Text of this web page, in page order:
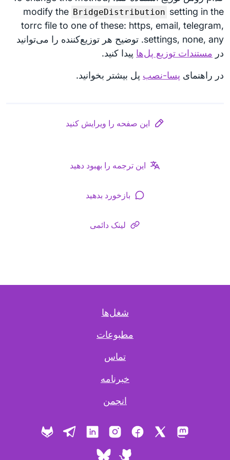
modify the BridgeDistribution setting in the
torrc file to one of these: https, email, telegram,
settings, none, any. توضیح هر توزیع‌کننده را می‌توانید
در مستندات توزیع پل‌ها ‏ پیدا کنید.
در راهنمای پسا-نصب پل بیشتر بخوانید.
این صفحه را ویرایش کنید
این ترجمه را بهبود دهید
بازخورد بدهید
لینک دائمی
شغل‌ها
مطبوعات
تماس
خبرنامه
انجمن
ماستودون فیس بوکاینستاگرام
لینکدین تلگرام
گیت هاببلواسکای